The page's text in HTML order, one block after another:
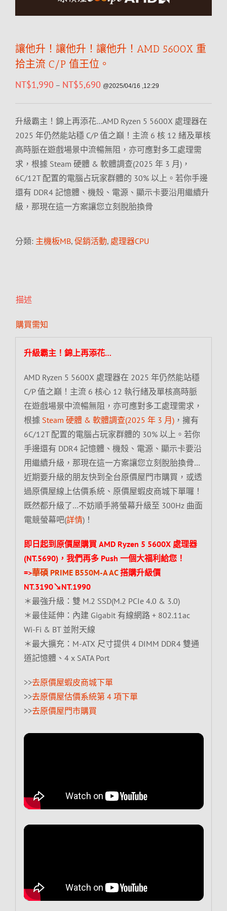
讓他升！讓他升！讓他升！AMD 5600X 重
拾主流 C/P 值王位。
NT$1,990 – NT$5,690 @2025/04/16 ,12:29
升級霸主！錦上再添花…AMD Ryzen 5 5600X 處理器在
2025 年仍然能站穩 C/P 值之巔！主流 6 核 12 緒及單核
高時脈在遊戲場景中流暢無阻，亦可應對多工處理需
求，根據 Steam 硬體 & 軟體調查(2025 年 3 月)，
6C/12T 配置的電腦占玩家群體的 30% 以上。若你手邊
還有 DDR4 記憶體、機殼、電源、顯示卡要沿用繼續升
級，那現在這一方案讓您立刻脫胎換骨
分類: 主機板MB, 促銷活動, 處理器CPU
描述
購買需知
升級霸主！錦上再添花…
AMD Ryzen 5 5600X 處理器在 2025 年仍然能站穩
C/P 值之巔！主流 6 核心 12 執行緒及單核高時脈
在遊戲場景中流暢無阻，亦可應對多工處理需求，
根據 Steam 硬體 & 軟體調查(2025 年 3 月)，擁有
6C/12T 配置的電腦占玩家群體的 30% 以上。若你
手邊還有 DDR4 記憶體、機殼、電源、顯示卡要沿
用繼續升級，那現在這一方案讓您立刻脫胎換骨…
近期要升級的朋友快到全台原價屋門市購買，或透
過原價屋線上估價系統、原價屋蝦皮商城下單囉！
既然都升級了…不妨順手將螢幕升級至 300Hz 曲面
電競螢幕吧(詳情)！
即日起到原價屋購買 AMD Ryzen 5 5600X 處理器
(NT.5690)，我們再多 Push 一個大福利給您！
=>華碩 PRIME B550M-A AC搭購升級價
NT.3190↘NT.1990
＊最強升級：雙 M.2 SSD(M.2 PCIe 4.0 & 3.0)
＊最佳延伸：內建 Gigabit 有線網路 + 802.11ac
Wi-Fi & BT 並附天線
＊最大擴充：M-ATX 尺寸提供 4 DIMM DDR4 雙通
道記憶體、4 x SATA Port
>>去原價屋蝦皮商城下單
>>去原價屋估價系統第 4 項下單
>>去原價屋門市購買